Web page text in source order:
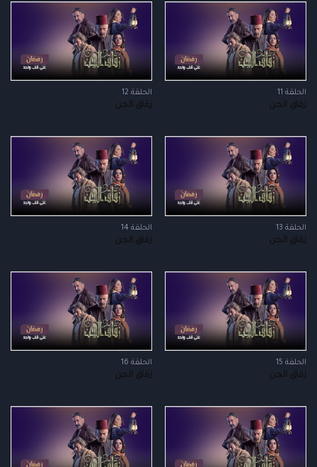
الحلقة 11
زقاق الجن
الحلقة 12
زقاق الجن
الحلقة 13
زقاق الجن
الحلقة 14
زقاق الجن
الحلقة 15
زقاق الجن
الحلقة 16
زقاق الجن